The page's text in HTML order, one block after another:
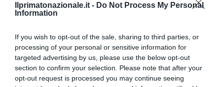
Ilprimatonazionale.it - Do Not Process My Personal
Information
If you wish to opt-out of the sale, sharing to third parties, or
processing of your personal or sensitive information for
targeted advertising by us, please use the below opt-out
section to confirm your selection. Please note that after your
opt-out request is processed you may continue seeing
LA REDAZIONE